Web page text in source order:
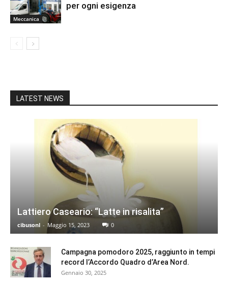
Meccanica
per ogni esigenza
LATEST NEWS
Lattiero Caseario: “Latte in risalita”
cibusonl - Maggio 15, 2023 0
Campagna pomodoro 2025, raggiunto in tempi
record l’Accordo Quadro d’Area Nord.
Gennaio 30, 2025